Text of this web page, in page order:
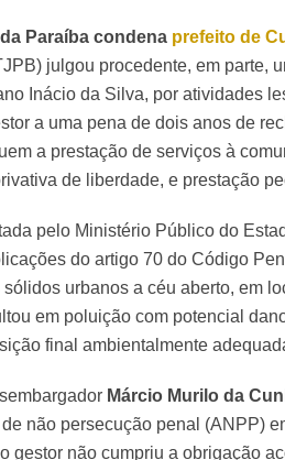
Paraíba condena prefeito de
julgou procedente, em parte,
Inácio da Silva, por atividades
a uma pena de dois anos de
a prestação de serviços à
de liberdade, e prestação
pelo Ministério Público do
do artigo 70 do Código
urbanos a céu aberto, em
em poluição com potencial
final ambientalmente
Márcio Murilo da
não persecução penal (ANPP)
gestor não cumpriu a obrigação